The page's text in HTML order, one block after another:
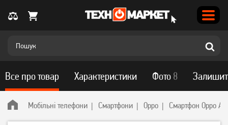
Мобільні телефони Смартфони Oppo Смартфон Oppo
Все про товар Характеристики Фото 8